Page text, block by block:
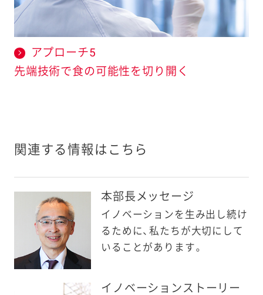
アプローチ5
先端技術で食の可能性を切り開く
関連する情報はこちら
本部長メッセージ
イノベーションを生み出し続け
るために、私たちが大切にして
いることがあります。
イノベーションストーリー